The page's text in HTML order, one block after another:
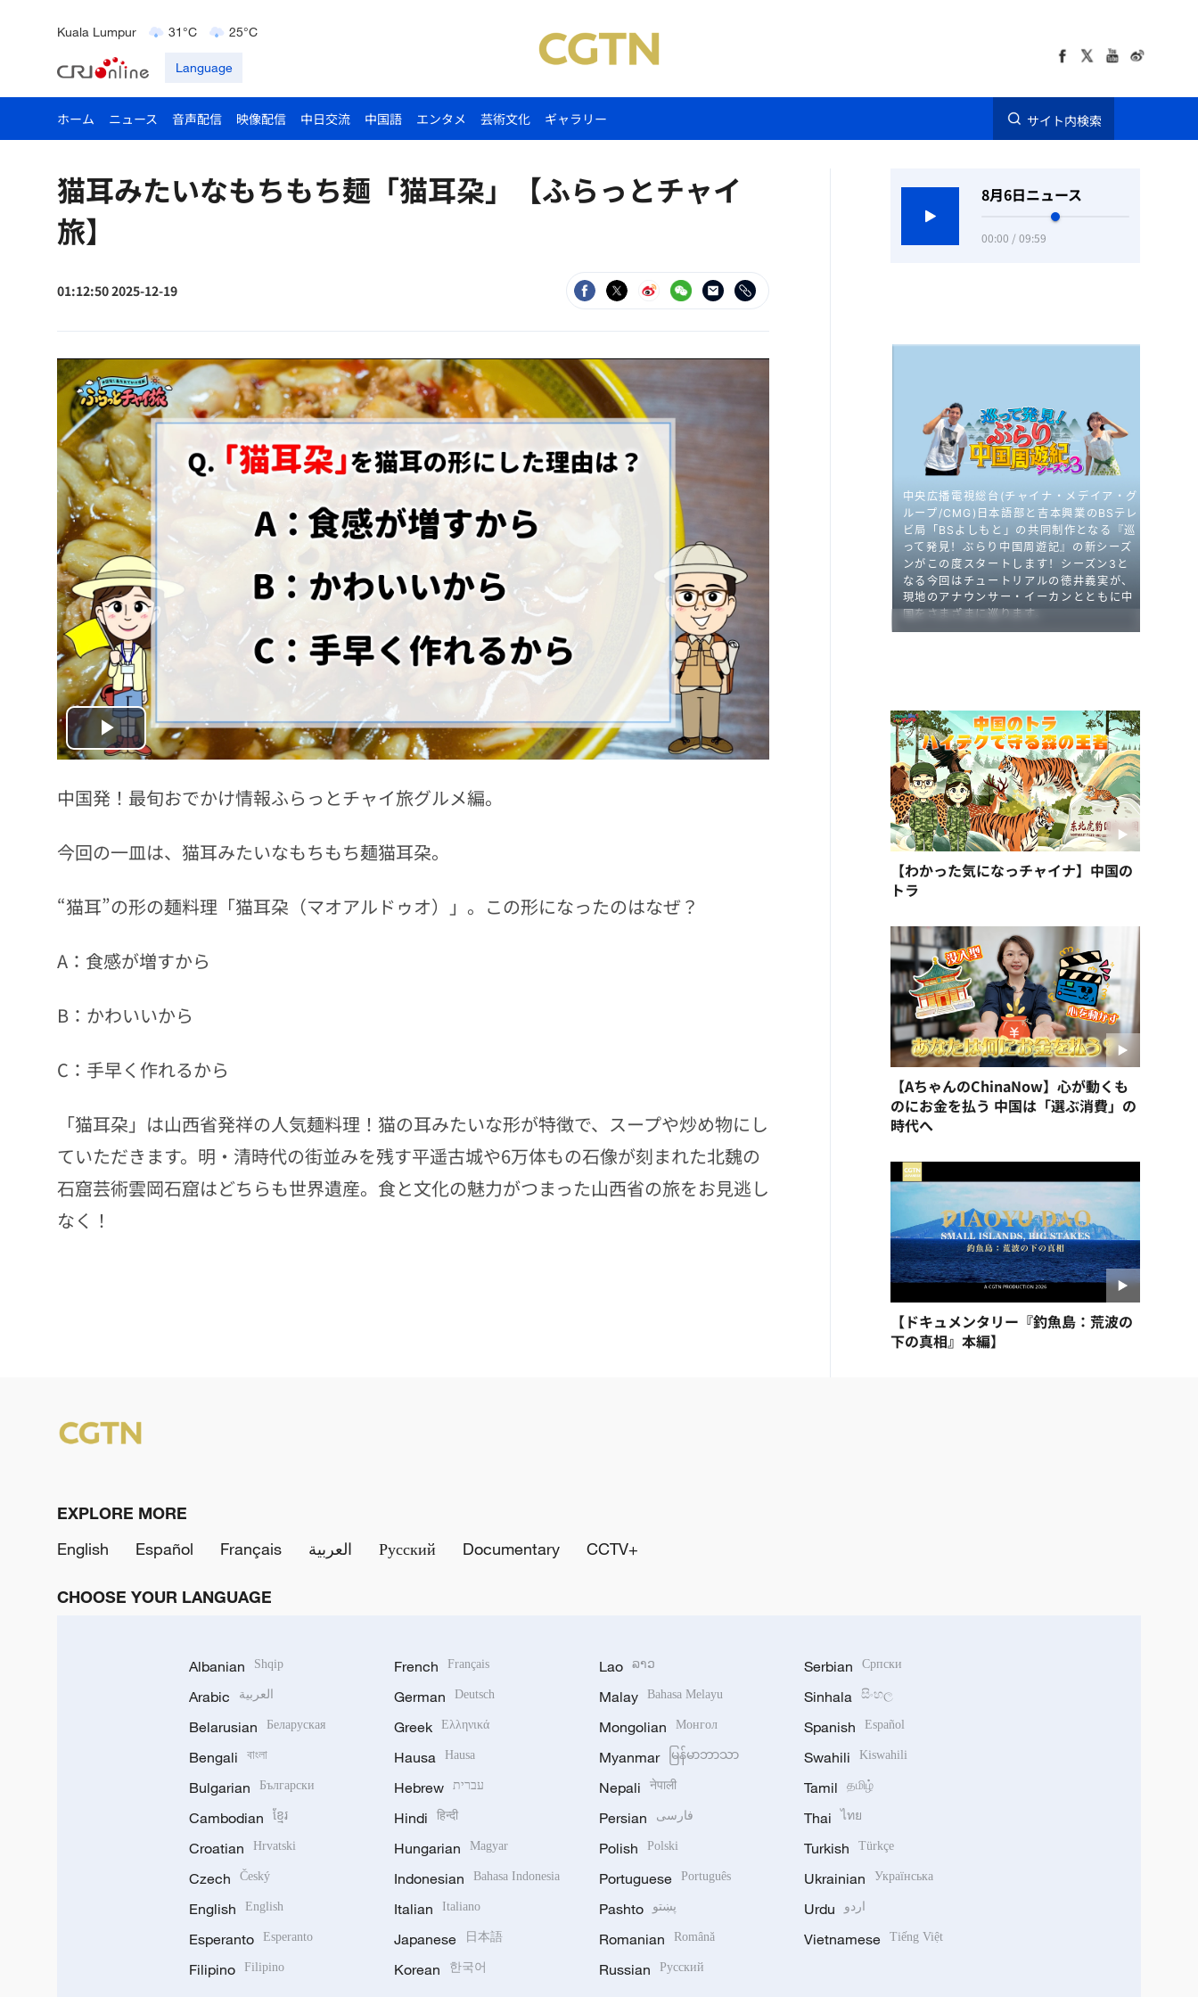
Kuala Lumpur
31°C
25°C
London
18°C 9°C
Language
ホーム ニュース 音声配信 映像配信 中日交流 中国語 エンタメ 芸術文化 ギャラリー サイト内検索
猫耳みたいなもちもち麺「猫耳朶」【ふらっとチャイ
旅】
01:12:50 2025-12-19
Play
Video
中国発！最旬おでかけ情報ふらっとチャイ旅グルメ編。
今回の一皿は、猫耳みたいなもちもち麺猫耳朶。
“猫耳”の形の麺料理「猫耳朶（マオアルドゥオ）」。この形になったのはなぜ？
A：食感が増すから
B：かわいいから
C：手早く作れるから
「猫耳朶」は山西省発祥の人気麺料理！猫の耳みたいな形が特徴で、スープや炒め物にし
ていただきます。明・清時代の街並みを残す平遥古城や6万体もの石像が刻まれた北魏の
石窟芸術雲岡石窟はどちらも世界遺産。食と文化の魅力がつまった山西省の旅をお見逃し
なく！
8月6日ニュース
00:00 / 09:59
【わかった気になっチャイナ】中国の
トラ
【AちゃんのChinaNow】心が動くも
のにお金を払う 中国は「選ぶ消費」の
時代へ
【ドキュメンタリー『釣魚島：荒波の
下の真相』本編】
EXPLORE MORE
English
Español Français العربية Русский Documentary CCTV+
CHOOSE YOUR LANGUAGE
Albanian Shqip
Arabic العربية
Belarusian Беларуская
Bengali বাংলা
Bulgarian Български
Cambodian ខ្មែរ
Croatian Hrvatski
Czech Český
English English
Esperanto Esperanto
Filipino Filipino
French Français
German Deutsch
Greek Ελληνικά
Hausa Hausa
Hebrew עברית
Hindi हिन्दी
Hungarian Magyar
Indonesian Bahasa Indonesia
Italian Italiano
Japanese 日本語
Korean 한국어
Lao ລາວ
Malay Bahasa Melayu
Mongolian Монгол
Myanmar မြန်မာဘာသာ
Nepali नेपाली
Persian فارسی
Polish Polski
Portuguese Português
Pashto پښتو
Romanian Română
Russian Русский
Serbian Српски
Sinhala සිංහල
Spanish Español
Swahili Kiswahili
Tamil தமிழ்
Thai ไทย
Turkish Türkçe
Ukrainian Українська
Urdu اردو
Vietnamese Tiếng Việt